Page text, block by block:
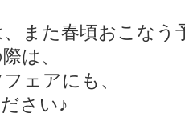
また春頃おこなう
は、
ェアにも、
さい♪